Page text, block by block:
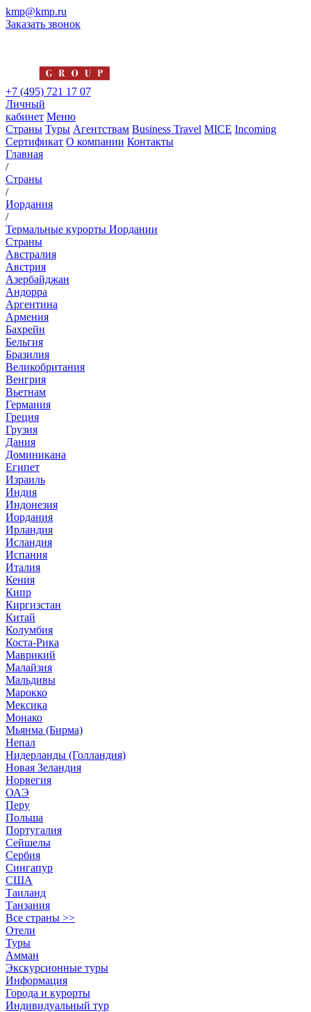
kmp@kmp.ru
Заказать звонок
+7 (495) 721 17 07
Личный
кабинет Меню
Страны Туры Агентствам Business Travel MICE Incoming
Сертификат О компании Контакты
Главная
/
Страны
/
Иордания
/
Термальные курорты Иордании
Страны
Австралия
Австрия
Азербайджан
Андорра
Аргентина
Армения
Бахрейн
Бельгия
Бразилия
Великобритания
Венгрия
Вьетнам
Германия
Греция
Грузия
Дания
Доминикана
Египет
Израиль
Индия
Индонезия
Иордания
Ирландия
Исландия
Испания
Италия
Кения
Кипр
Киргизстан
Китай
Колумбия
Коста-Рика
Маврикий
Малайзия
Мальдивы
Марокко
Мексика
Монако
Мьянма (Бирма)
Непал
Нидерланды (Голландия)
Новая Зеландия
Норвегия
ОАЭ
Перу
Польша
Португалия
Сейшелы
Сербия
Сингапур
США
Таиланд
Танзания
Все страны >>
Отели
Туры
Амман
Экскурсионные туры
Информация
Города и курорты
Индивидуальный тур